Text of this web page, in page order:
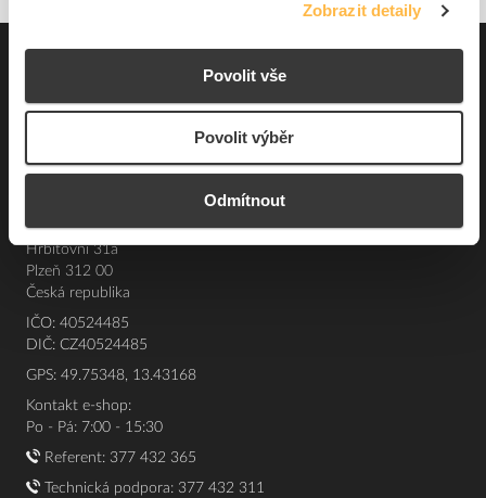
Zobrazit detaily
Povolit vše
Povolit výběr
Odmítnout
Souhrn podmínek
Elfetex, spol. s r.o.
Hřbitovní 31a
Plzeň 312 00
Česká republika
IČO: 40524485
DIČ: CZ40524485
GPS: 49.75348, 13.43168
Kontakt e-shop:
Po - Pá: 7:00 - 15:30
Referent: 377 432 365
Technická podpora: 377 432 311